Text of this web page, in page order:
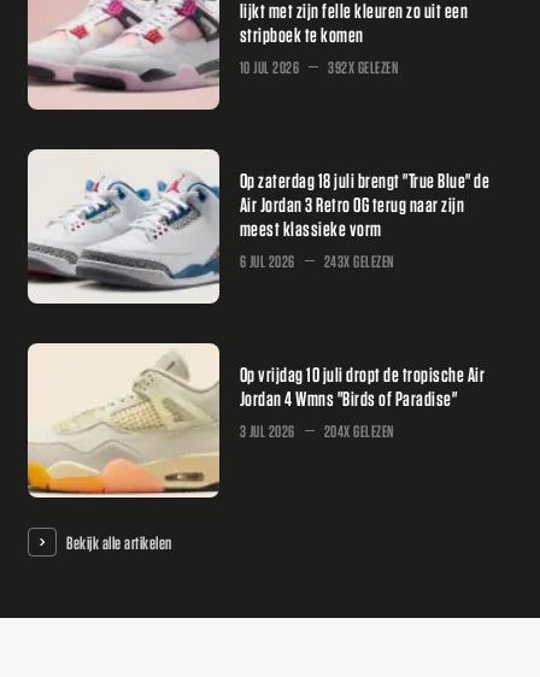
lijkt met zijn felle kleuren zo uit een
stripboek te komen
10 JUL 2026 392X GELEZEN
Op zaterdag 18 juli brengt "True Blue" de
Air Jordan 3 Retro OG terug naar zijn
meest klassieke vorm
6 JUL 2026 243X GELEZEN
Op vrijdag 10 juli dropt de tropische Air
Jordan 4 Wmns "Birds of Paradise"
3 JUL 2026 204X GELEZEN
Bekijk alle artikelen